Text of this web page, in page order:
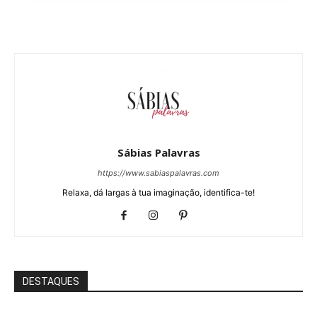
Sábias Palavras
https://www.sabiaspalavras.com
Relaxa, dá largas à tua imaginação, identifica-te!
DESTAQUES